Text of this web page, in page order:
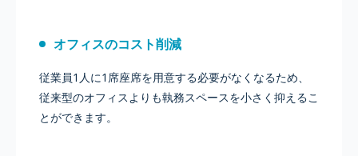
オフィスのコスト削減
従業員1人に1席座席を用意する必要がなくなるため、
従来型のオフィスよりも執務スペースを小さく抑えるこ
とができます。